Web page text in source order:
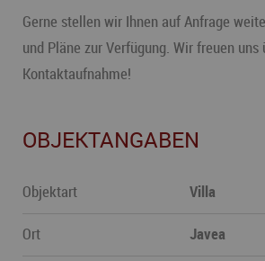
Gerne stellen wir Ihnen auf Anfrage
und Pläne zur Verfügung. Wir freuen uns
Kontaktaufnahme!
OBJEKTANGABEN
Objektart Villa
Ort Javea